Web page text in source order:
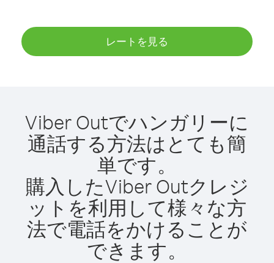
レートを見る
Viber Outでハンガリーに
通話する方法はとても簡
単です。
購入したViber Outクレジ
ットを利用して様々な方
法で電話をかけることが
できます。